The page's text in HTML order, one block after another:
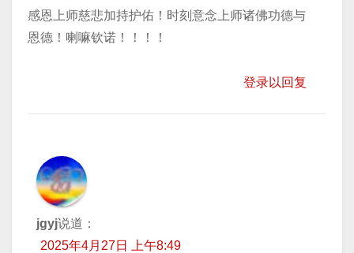
感恩上师慈悲加持护佑！时刻意念上师诸佛功德与
恩德！喇嘛钦诺！！！！
登录以回复
jgyj说道：
2025年4月27日 上午8:49